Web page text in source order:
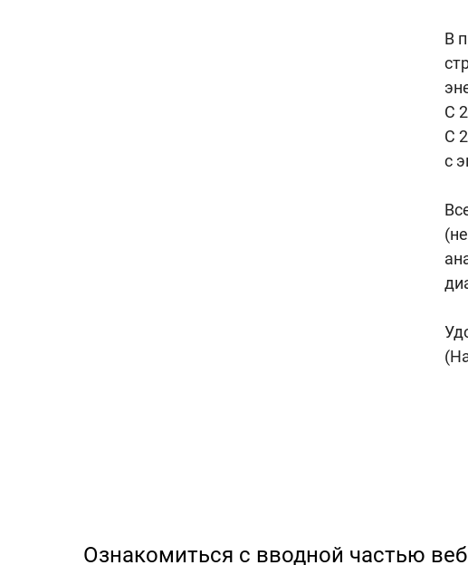
В
С
С
с
Ознакомиться с вводной частью